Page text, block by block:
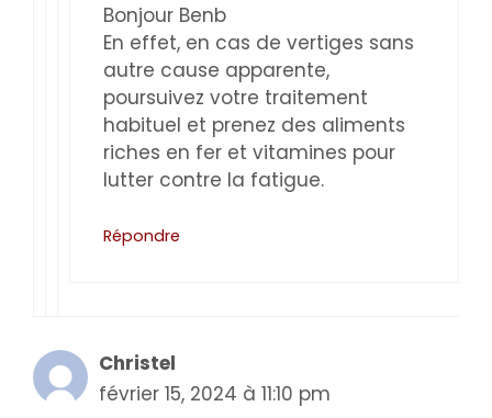
Bonjour Benb
En effet, en cas de vertiges sans
autre cause apparente,
poursuivez votre traitement
habituel et prenez des aliments
riches en fer et vitamines pour
lutter contre la fatigue.
Répondre
Christel
février 15, 2024 à 11:10 pm